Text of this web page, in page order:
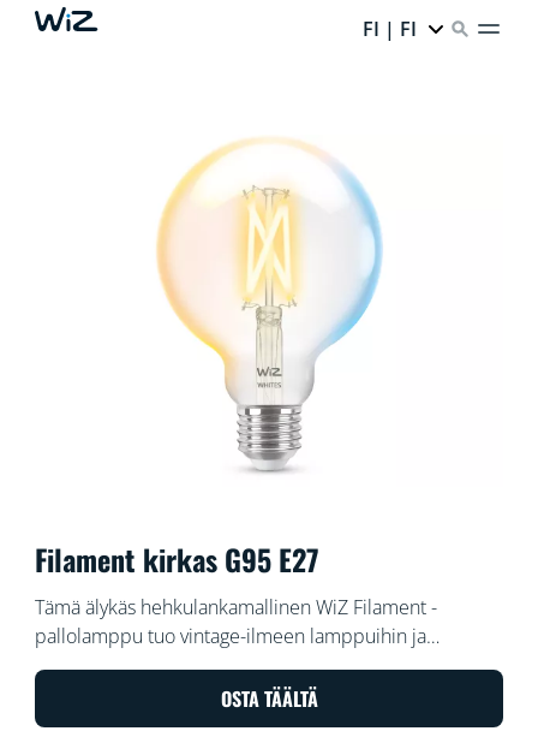
FI | FI
Filament kirkas G95 E27
Tämä älykäs hehkulankamallinen WiZ Filament -
pallolamppu tuo vintage-ilmeen lamppuihin ja
valaisimiin. Himmennä ja kirkasta valoa WiZ-
sovelluksella tai ääniohjauksella taikka käytä
esiasetettuja valaistusasetuksia Wi-Fi-kokoonpanoissa.
OSTA TÄÄLTÄ